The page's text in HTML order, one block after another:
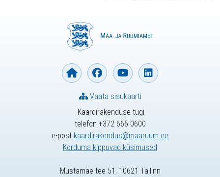
Kaardirakenduse tugi
telefon +372 665 0600
e-post kaardirakendus@maaruum.ee
Korduma kippuvad küsimused
Vaata sisukaarti
Mustamäe tee 51, 10621 Tallinn